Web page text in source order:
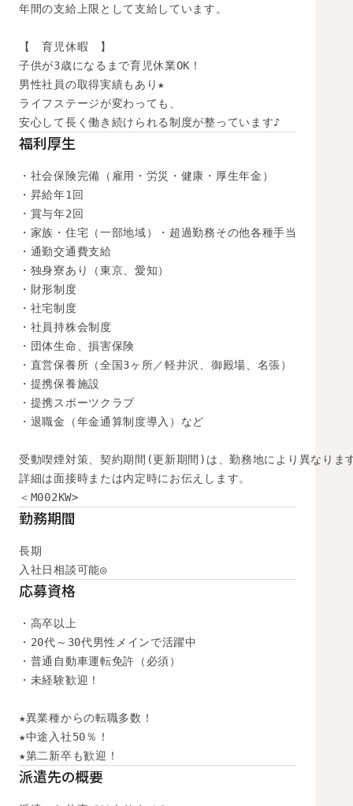
年間の支給上限として支給しています。
【　育児休暇　】
子供が3歳になるまで育児休業OK！
男性社員の取得実績もあり★
ライフステージが変わっても、
安心して長く働き続けられる制度が整っています♪
福利厚生
・社会保険完備（雇用・労災・健康・厚生年金）
・昇給年1回
・賞与年2回
・家族・住宅（一部地域）・超過勤務その他各種手当
・通勤交通費支給
・独身寮あり（東京、愛知）
・財形制度
・社宅制度
・社員持株会制度
・団体生命、損害保険
・直営保養所（全国3ヶ所／軽井沢、御殿場、名張）
・提携保養施設
・提携スポーツクラブ
・退職金（年金通算制度導入）など
受動喫煙対策、契約期間(更新期間)は、勤務地により異なりま
詳細は面接時または内定時にお伝えします。
＜M002KW>
勤務期間
長期
入社日相談可能◎
応募資格
・高卒以上
・20代～30代男性メインで活躍中
・普通自動車運転免許（必須）
・未経験歓迎！
★異業種からの転職多数！
★中途入社50％！
★第二新卒も歓迎！
派遣先の概要